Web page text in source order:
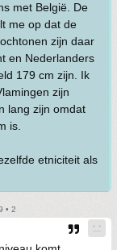
met België. De
me op dat de
zijn daar
en Nederlanders
179 cm zijn. Ik
zijn
lang zijn omdat
is.
etniciteit als
• 2